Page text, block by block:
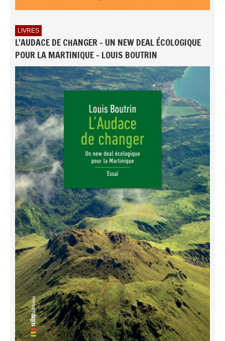
LIVRES
L'AUDACE DE CHANGER - UN NEW DEAL ÉCOLOGIQUE
POUR LA MARTINIQUE - LOUIS BOUTRIN